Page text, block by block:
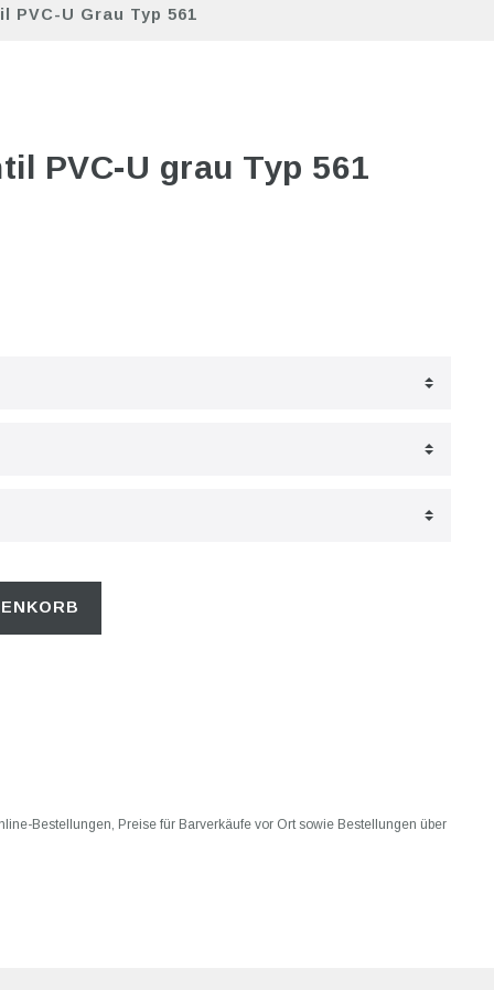
PVC-U Grau Typ 561
PVC-U grau Typ 561
Bestellungen, Preise für Barverkäufe vor Ort sowie Bestellungen über